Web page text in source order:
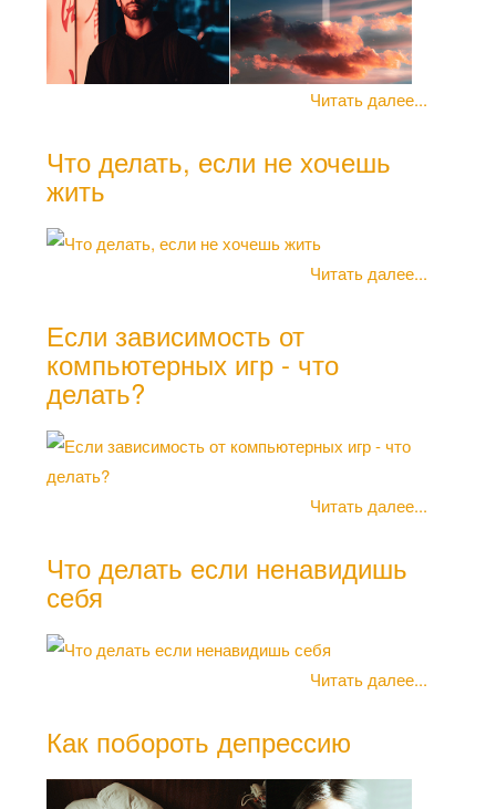
Читать далее...
Что делать, если не хочешь
жить
Читать далее...
Если зависимость от
компьютерных игр - что
делать?
Читать далее...
Что делать если ненавидишь
себя
Читать далее...
Как побороть депрессию